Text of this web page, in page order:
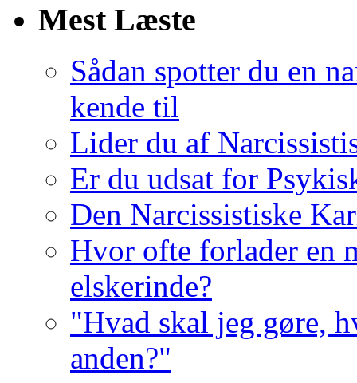
Mest Læste
Sådan spotter du en
kende til
Lider du af
Er du udsat for
Den Narcissistiske
Hvor ofte forlader en
elskerinde?
"Hvad skal jeg gøre,
anden?"